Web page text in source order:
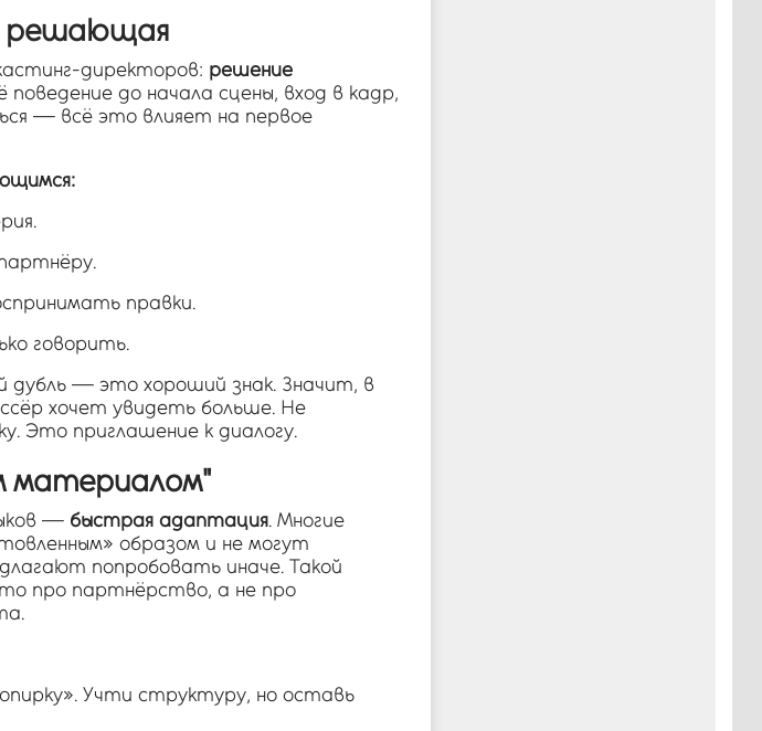
решающая
директоров: решение
поведение до начала сцены, вход в кадр,
— всё это влияет на первое
правки.
говорить.
— это хороший знак. Значит, в
хочет увидеть больше. Не
Это приглашение к диалогу.
материалом"
— быстрая адаптация. Многие
образом и не могут
попробовать иначе. Такой
про партнёрство, а не про
Учти структуру, но оставь